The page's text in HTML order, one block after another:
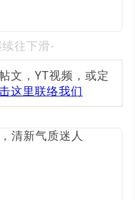
往下滑-
文，YT视频，或定
这里联络我们